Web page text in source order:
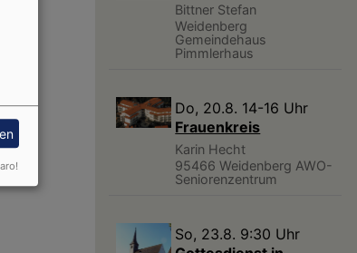
Bittner Stefan
Weidenberg
Gemeindehaus
Pimmlerhaus
Do, 20.8. 14-16 Uhr
Frauenkreis
Karin Hecht
95466 Weidenberg AWO-
Seniorenzentrum
So, 23.8. 9:30 Uhr